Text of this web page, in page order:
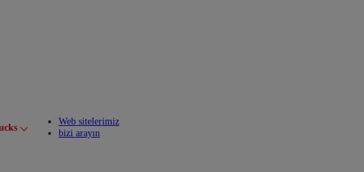
Toggle submenu
Web sitelerimiz
bizi arayın